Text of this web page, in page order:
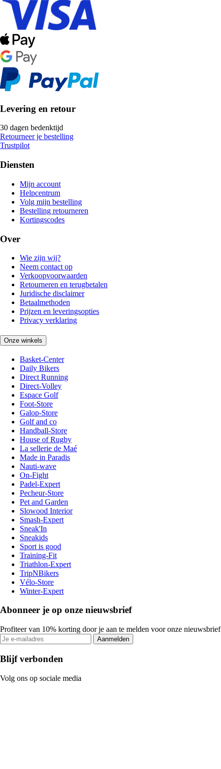
Levering en retour
30 dagen bedenktijd
Retourneer je bestelling
Trustpilot
Diensten
Mijn account
Helpcentrum
Volg mijn bestelling
Bestelling retourneren
Kortingscodes
Over
Wie zijn wij?
Neem contact op
Verkoopvoorwaarden
Retourneren en terugbetalen
Juridische disclaimer
Betaalmethoden
Prijzen en leveringsopties
Privacy verklaring
Onze winkels
Basket-Center
Daily Bikers
Direct Running
Direct-Volley
Espace Golf
Foot-Store
Galop-Store
Golf and co
Handball-Store
House of Rugby
La sellerie de Maé
Made in Paradis
Nauti-wave
On-Fight
Padel-Expert
Pecheur-Store
Pet and Garden
Slowood Interior
Smash-Expert
Sneak'In
Sneakids
Sport is good
Training-Fit
Triathlon-Expert
TripNBikers
Vélo-Store
Winter-Expert
Abonneer je op onze nieuwsbrief
Profiteer van 10% korting door je aan te melden voor onze nieuwsbrief
Aanmelden
Blijf verbonden
Volg ons op sociale media